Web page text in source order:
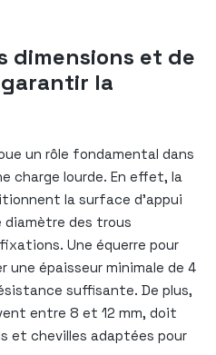
dimensions et de
la
un rôle fondamental dans
charge lourde. En effet, la
la surface d’appui
diamètre des trous
Une équerre pour
une épaisseur minimale de 4
suffisante. De plus,
entre 8 et 12 mm, doit
et chevilles adaptées pour